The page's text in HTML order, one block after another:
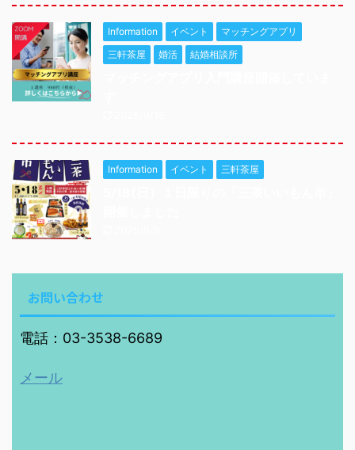
Information イベント
マッチングアプリ
三軒茶屋
婚活 結婚相談所
Information イベント 三軒茶屋
お問い合わせ
電話：03-3538-6689
メール